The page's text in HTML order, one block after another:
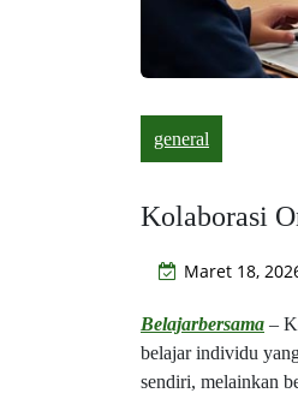
general
Kolaborasi
Maret 18,
Belajarbersama –
belajar individu
sendiri, melainkan